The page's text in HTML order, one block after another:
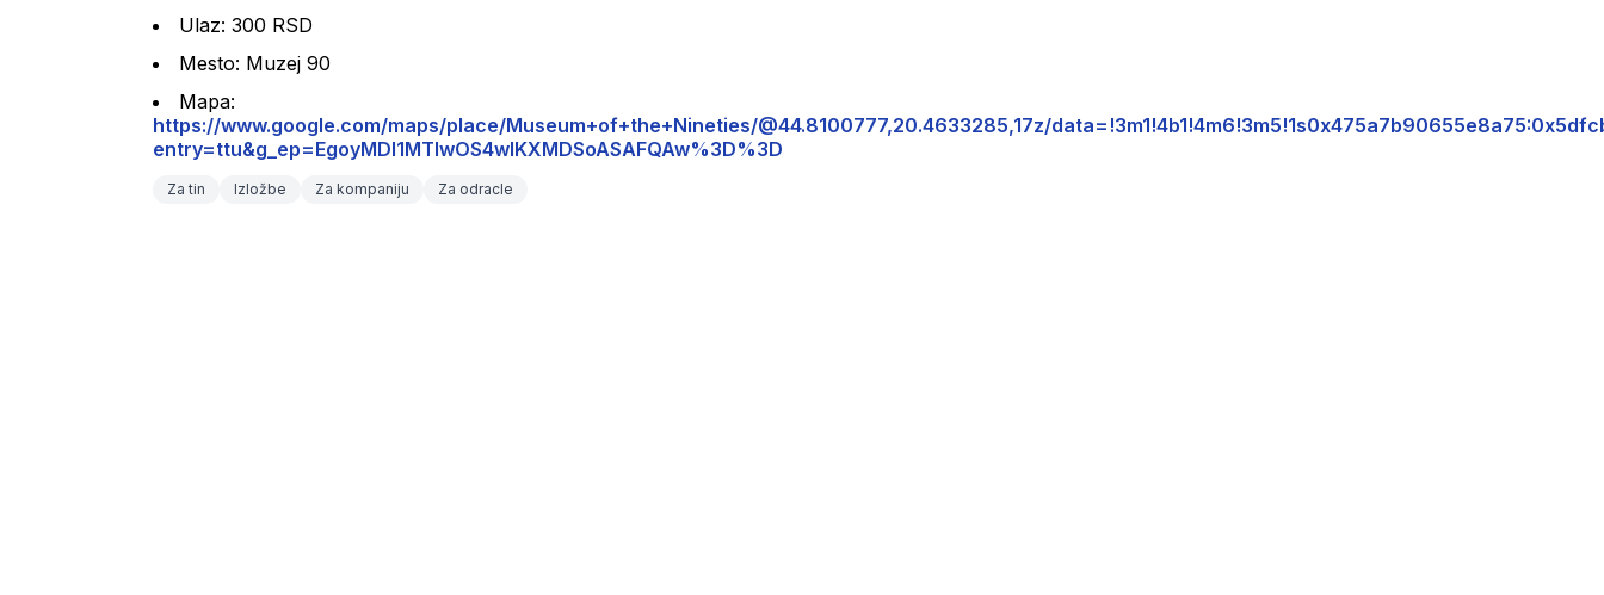
Ulaz: 300 RSD
Mesto: Muzej 90
https://www.google.com/maps/place/Museum+of+the+Nineties/@44.8100777,20.4633285,17z/
entry=ttu&g_ep=EgoyMDI1MTIwOS4wIKXMDSoASAFQAw%3D%3D
Za tin Izložbe Za kompaniju Za odracle